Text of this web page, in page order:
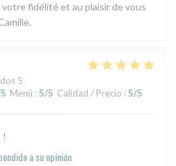
fidélité et au plaisir de vous
5
Menú : 5/5 Calidad / Precio : 5/5
!
a su opinión